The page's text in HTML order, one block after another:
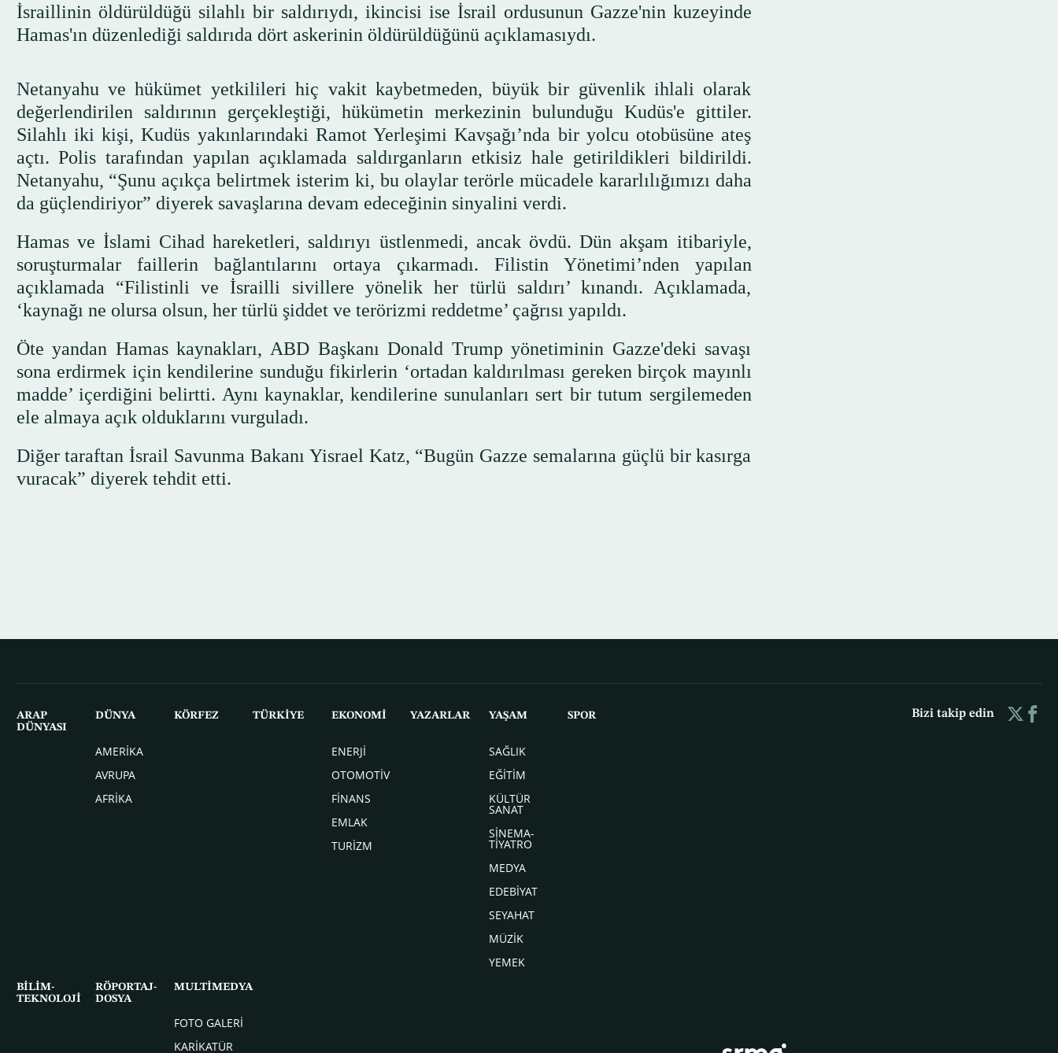
İsraillinin öldürüldüğü silahlı bir saldırıydı, ikincisi ise İsrail ordusunun Gazze'nin kuzeyinde
Hamas'ın düzenlediği saldırıda dört askerinin öldürüldüğünü açıklamasıydı.
Netanyahu ve hükümet yetkilileri hiç vakit kaybetmeden, büyük bir güvenlik ihlali olarak
değerlendirilen saldırının gerçekleştiği, hükümetin merkezinin bulunduğu Kudüs'e gittiler.
Silahlı iki kişi, Kudüs yakınlarındaki Ramot Yerleşimi Kavşağı’nda bir yolcu otobüsüne ateş
açtı. Polis tarafından yapılan açıklamada saldırganların etkisiz hale getirildikleri bildirildi.
Netanyahu, “Şunu açıkça belirtmek isterim ki, bu olaylar terörle mücadele kararlılığımızı daha
da güçlendiriyor” diyerek savaşlarına devam edeceğinin sinyalini verdi.
Hamas ve İslami Cihad hareketleri, saldırıyı üstlenmedi, ancak övdü. Dün akşam itibariyle,
soruşturmalar faillerin bağlantılarını ortaya çıkarmadı. Filistin Yönetimi’nden yapılan
açıklamada “Filistinli ve İsrailli sivillere yönelik her türlü saldırı’ kınandı. Açıklamada,
‘kaynağı ne olursa olsun, her türlü şiddet ve terörizmi reddetme’ çağrısı yapıldı.
Öte yandan Hamas kaynakları, ABD Başkanı Donald Trump yönetiminin Gazze'deki savaşı
sona erdirmek için kendilerine sunduğu fikirlerin ‘ortadan kaldırılması gereken birçok mayınlı
madde’ içerdiğini belirtti. Aynı kaynaklar, kendilerine sunulanları sert bir tutum sergilemeden
ele almaya açık olduklarını vurguladı.
Diğer taraftan İsrail Savunma Bakanı Yisrael Katz, “Bugün Gazze semalarına güçlü bir kasırga
vuracak” diyerek tehdit etti.
ARAP
DÜNYASI
DÜNYA
AMERİKA
AVRUPA
AFRİKA
KÖRFEZ TÜRKİYE EKONOMİ
ENERJİ
OTOMOTİV
FİNANS
EMLAK
TURİZM
YAZARLAR YAŞAM
SAĞLIK
EĞİTİM
KÜLTÜR
SANAT
SİNEMA-
TİYATRO
MEDYA
EDEBİYAT
SEYAHAT
MÜZİK
YEMEK
SPOR
BİLİM-
TEKNOLOJİ
RÖPORTAJ-
DOSYA
MULTİMEDYA
FOTO GALERİ
KARİKATÜR
Bizi takip edin